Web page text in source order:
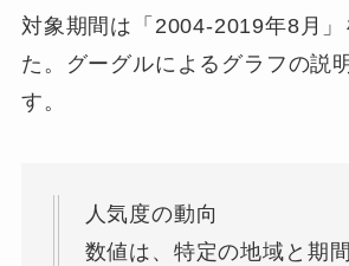
対象期間は「2004-2019年8月」
た。グーグルによるグラフの説
す。
人気度の動向
数値は、特定の地域と期